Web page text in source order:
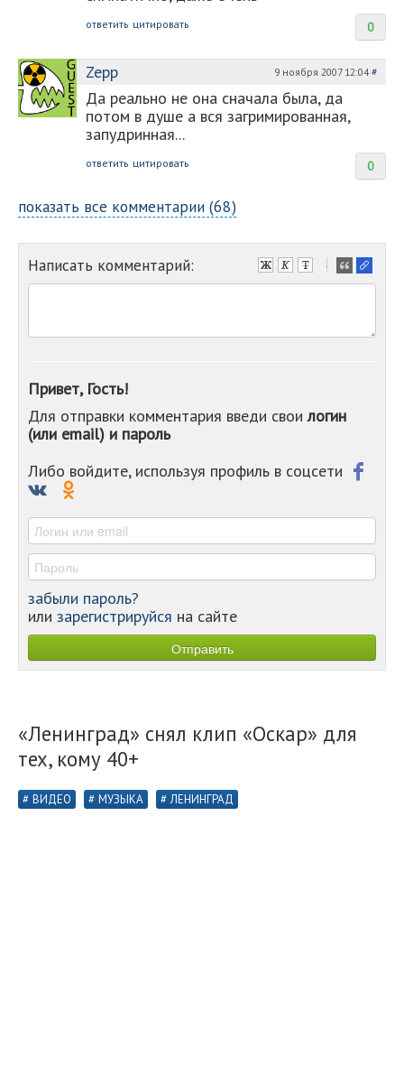
0
ответить цитировать
Zepp 9 ноября 2007 12:04#
Да реально не она сначала была, да
потом в душе а вся загримированная,
запудринная...
0
ответить цитировать
показать все комментарии (68)
Написать комментарий:
-
-
-
-
-
Привет, Гость!
Для отправки комментария введи своилогин
(или email) и пароль
Либо войдите, используя профиль в соцсети
забыли пароль?
или зарегистрируйся на сайте
«Ленинград» снял клип «Оскар» для
тех, кому 40+
ВИДЕО МУЗЫКА ЛЕНИНГРАД